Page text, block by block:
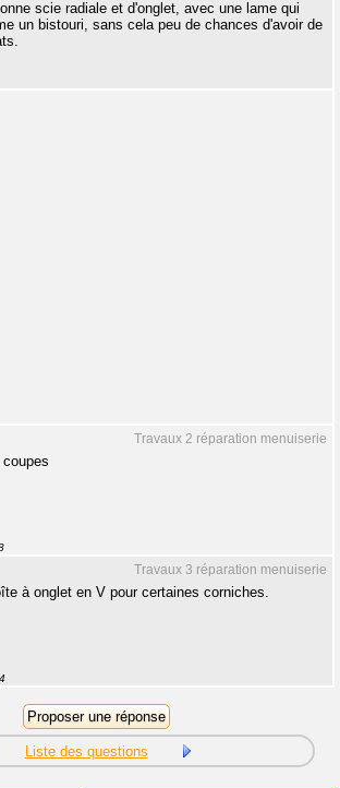
scie radiale et d'onglet, avec une lame qui
un bistouri, sans cela peu de chances d'avoir de
Travaux 2 réparation menuiserie
Travaux 3 réparation menuiserie
à onglet en V pour certaines corniches.
Liste des questions